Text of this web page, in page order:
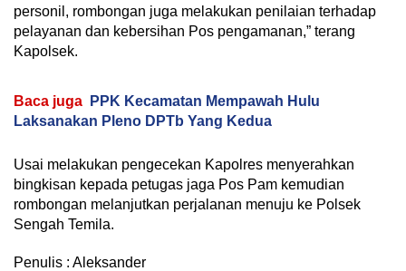
personil, rombongan juga melakukan penilaian terhadap
pelayanan dan kebersihan Pos pengamanan,” terang
Kapolsek.
Baca juga
PPK Kecamatan Mempawah Hulu
Laksanakan Pleno DPTb Yang Kedua
Usai melakukan pengecekan Kapolres menyerahkan
bingkisan kepada petugas jaga Pos Pam kemudian
rombongan melanjutkan perjalanan menuju ke Polsek
Sengah Temila.
Penulis : Aleksander